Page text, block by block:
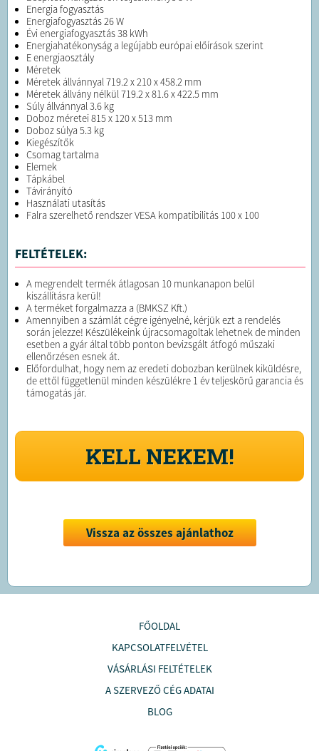
Energia fogyasztás
Energiafogyasztás 26 W
Évi energiafogyasztás 38 kWh
Energiahatékonyság a legújabb európai előírások szerint
E energiaosztály
Méretek
Méretek állvánnyal 719.2 x 210 x 458.2 mm
Méretek állvány nélkül 719.2 x 81.6 x 422.5 mm
Súly állvánnyal 3.6 kg
Doboz méretei 815 x 120 x 513 mm
Doboz súlya 5.3 kg
Kiegészítők
Csomag tartalma
Elemek
Tápkábel
Távirányító
Használati utasítás
Falra szerelhető rendszer VESA kompatibilitás 100 x 100
FELTÉTELEK:
A megrendelt termék átlagosan 10 munkanapon belül
kiszállításra kerül!
A terméket forgalmazza a (BMKSZ Kft.)
Amennyiben a számlát cégre igényelné, kérjük ezt a rendelés
során jelezze! Készülékeink újracsomagoltak lehetnek de minden
esetben a gyár által több ponton bevizsgált átfogó műszaki
ellenőrzésen esnek át.
Előfordulhat, hogy nem az eredeti dobozban kerülnek kiküldésre,
de ettől függetlenül minden készülékre 1 év teljeskörű garancia és
támogatás jár.
KELL NEKEM!
Vissza az összes ajánlathoz
FŐOLDAL
KAPCSOLATFELVÉTEL
VÁSÁRLÁSI FELTÉTELEK
A SZERVEZŐ CÉG ADATAI
BLOG